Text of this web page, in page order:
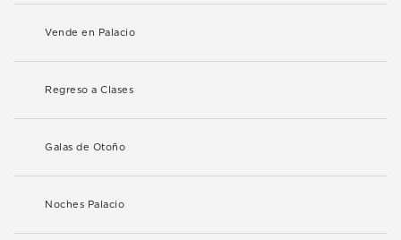
Vende en Palacio
Regreso a Clases
Galas de Otoño
Noches Palacio